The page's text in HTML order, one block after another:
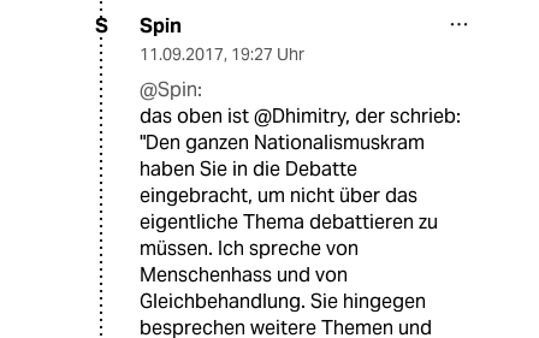
S Spin
11.09.2017, 19:27 Uhr
@Spin:
das oben ist @Dhimitry, der schrieb:
"Den ganzen Nationalismuskram
haben Sie in die Debatte
eingebracht, um nicht über das
eigentliche Thema debattieren zu
müssen. Ich spreche von
Menschenhass und von
Gleichbehandlung. Sie hingegen
besprechen weitere Themen und